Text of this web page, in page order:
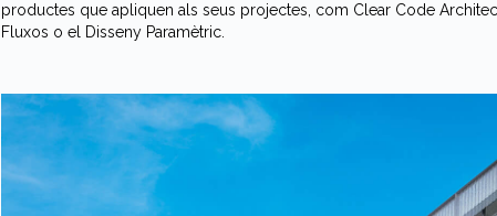
productes que apliquen als seus projectes, com Clear Code
Fluxos o el Disseny Paramètric.